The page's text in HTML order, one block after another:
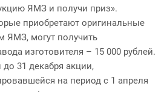
ЯМЗ и получи приз».
приобретают оригинальные
ЯМЗ, могут получить
изготовителя – 15 000 рублей.
31 декабря акции,
на период с 1 апреля